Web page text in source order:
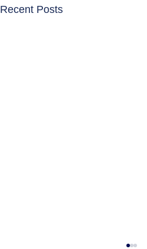
Recent Posts